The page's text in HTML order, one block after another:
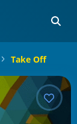
Take Off